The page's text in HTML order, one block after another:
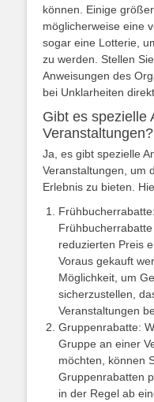
können. Einige
möglicherweise eine
sogar eine Lotterie,
zu werden. Stellen
Anweisungen des
bei Unklarheiten
Gibt es spezielle
Veranstaltungen?
Ja, es gibt spezielle
Veranstaltungen, um
Erlebnis zu bieten.
reduzierten Preis
Voraus gekauft
Möglichkeit, um
sicherzustellen,
Veranstaltungen
Gruppenrabatte:
Gruppe an einer
möchten, können
Gruppenrabatten
in der Regel ab